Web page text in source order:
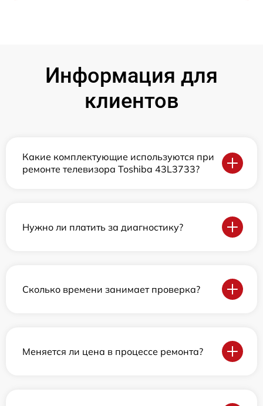
Информация для
клиентов
Какие комплектующие используются при
ремонте телевизора Toshiba 43L3733?
Нужно ли платить за диагностику?
Сколько времени занимает проверка?
Меняется ли цена в процессе ремонта?